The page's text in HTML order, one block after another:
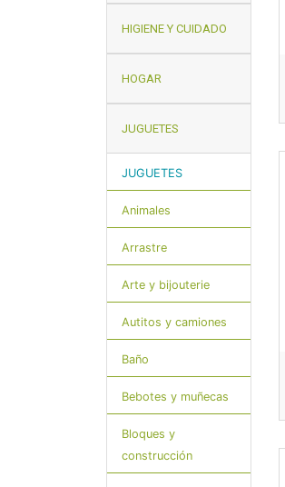
HIGIENE Y CUIDADO
HOGAR
JUGUETES
JUGUETES
Animales
Arrastre
Arte y bijouterie
Autitos y camiones
Baño
Bebotes y muñecas
Bloques y
construcción